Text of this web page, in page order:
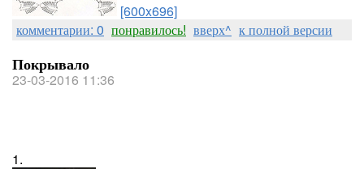
[600x696]
комментарии: 0 понравилось! вверх^ к полной версии
Покрывало
23-03-2016 11:36
1.